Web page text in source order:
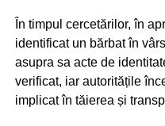
În timpul cercetărilor, în
identificat un bărbat în
asupra sa acte de
verificat, iar autoritățile
implicat în tăierea și